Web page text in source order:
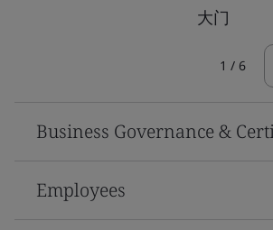
大门
1 / 6
Business Governance &
Employees